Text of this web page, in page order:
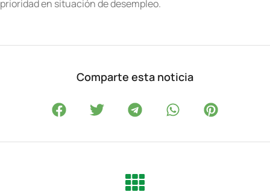
prioridad en situación de desempleo.
Comparte esta noticia